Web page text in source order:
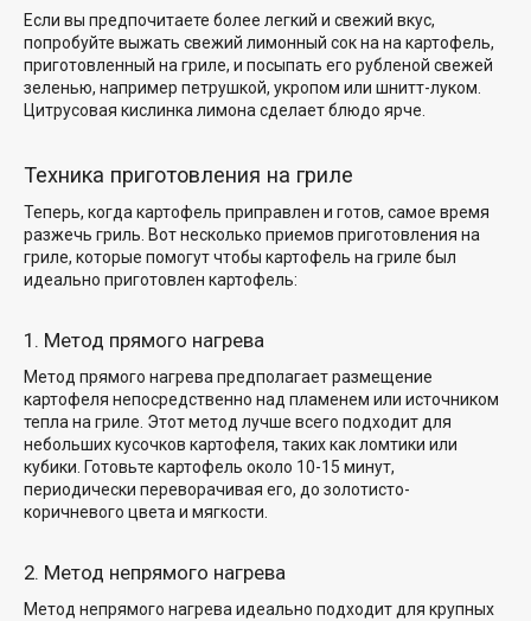
Если вы предпочитаете более легкий и свежий вкус,
попробуйте выжать свежий лимонный сок на на картофель,
приготовленный на гриле, и посыпать его рубленой свежей
зеленью, например петрушкой, укропом или шнитт-луком.
Цитрусовая кислинка лимона сделает блюдо ярче.
Техника приготовления на гриле
Теперь, когда картофель приправлен и готов, самое время
разжечь гриль. Вотнесколько приемов приготовления на
гриле, которые помогутчтобы картофель на гриле был
идеально приготовлен картофель:
1. Метод прямого нагрева
Метод прямого нагрева предполагает размещение
картофеля непосредственно над пламенем или источником
тепла на гриле. Этот метод лучше всего подходит для
небольших кусочков картофеля, таких как ломтики или
кубики. Готовьте картофель около 10-15 минут,
периодически переворачивая его, до золотисто-
коричневого цвета и мягкости.
2. Метод непрямого нагрева
Метод непрямого нагрева идеально подходит для крупных